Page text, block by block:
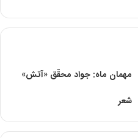
مهمان ماه: جواد محقّق «آتش»
شعر